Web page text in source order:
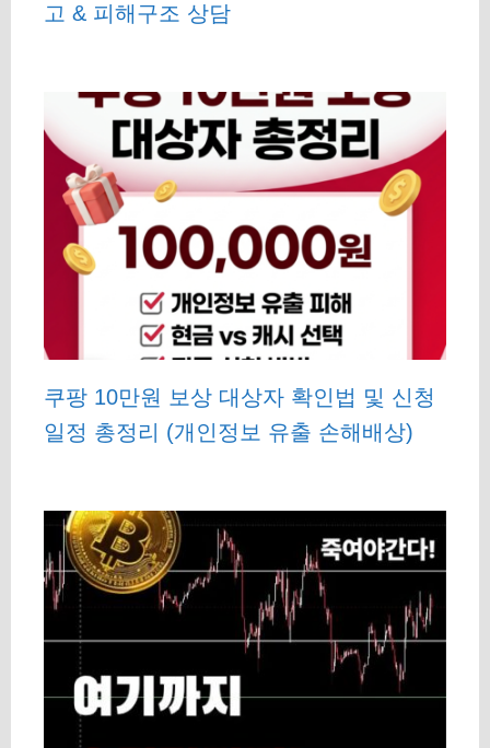
고 & 피해구조 상담
쿠팡 10만원 보상 대상자 확인법 및 신청
일정 총정리 (개인정보 유출 손해배상)